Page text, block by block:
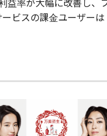
益率が大幅に改善し、
ビスの課金ユーザーは